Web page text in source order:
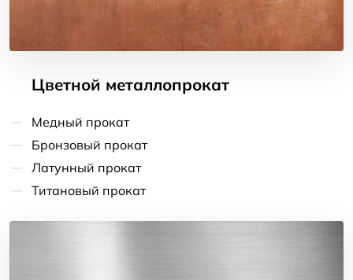
Цветной металлопрокат
Медный прокат
Бронзовый прокат
Латунный прокат
Титановый прокат